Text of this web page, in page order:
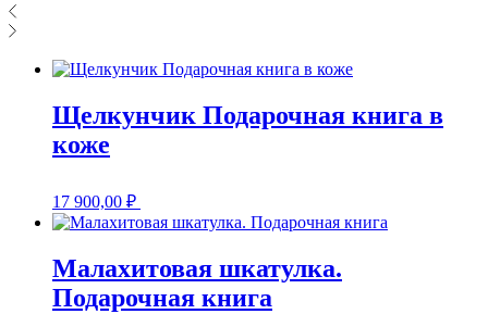
Щелкунчик Подарочная книга в
коже
17 900,00 ₽
Малахитовая шкатулка.
Подарочная книга